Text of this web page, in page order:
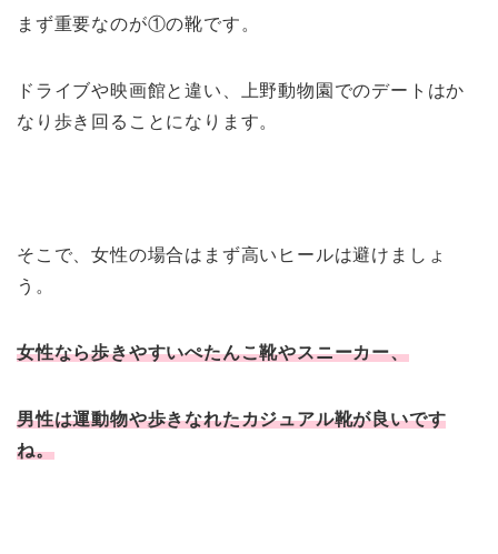
まず重要なのが①の靴です。
ドライブや映画館と違い、上野動物園でのデートはか
なり歩き回ることになります。
そこで、女性の場合はまず高いヒールは避けましょ
う。
女性なら歩きやすいぺたんこ靴やスニーカー、
男性は運動物や歩きなれたカジュアル靴が良いです
ね。